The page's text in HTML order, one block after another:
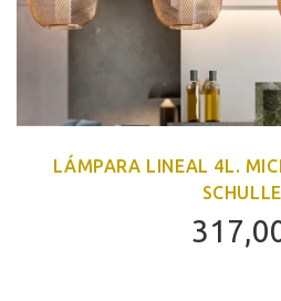
LÁMPARA LINEAL 4L.